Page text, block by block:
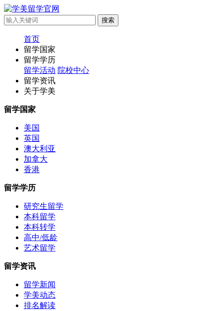
首页
留学国家
留学学历
留学活动 院校中心
留学资讯
关于学美
留学国家
美国
英国
澳大利亚
加拿大
香港
留学学历
研究生留学
本科留学
本科转学
高中/低龄
艺术留学
留学资讯
留学新闻
学美动态
排名解读